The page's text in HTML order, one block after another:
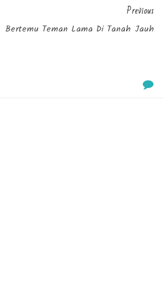
Previous
Bertemu Teman Lama Di Tanah Jauh